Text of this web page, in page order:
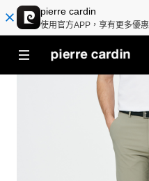
pierre cardin
使用官方APP，享有更多優惠